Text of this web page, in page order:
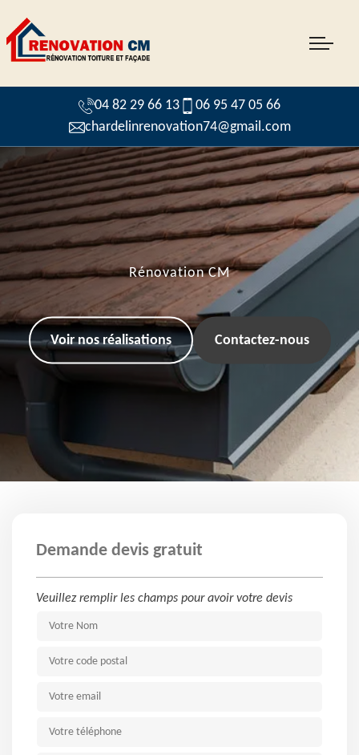
04 82 29 66 13
06 95 47 05 66
chardelinrenovation74@gmail.com
Rénovation CM
Voir nos réalisations Contactez-nous
Demande devis gratuit
Veuillez remplir les champs pour avoir votre devis